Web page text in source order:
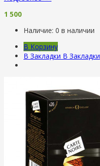
1 500
Наличие: 0 в наличии
В Корзину
В Закладки В Закладки